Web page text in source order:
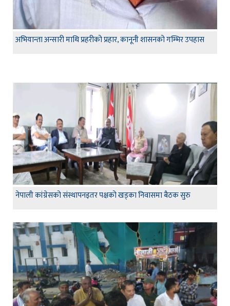
अभियान्ता अन्सारी माथि प्रहरीको प्रहार, कानूनी शासनको गम्भिर उपहास
नेपाली कांग्रेसको संस्थापनइतर पक्षको खड्का निवासमा बैठक सुरु